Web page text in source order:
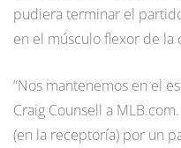
pudiera terminar el
en el músculo flexor de la
“Nos mantenemos en el
Craig Counsell a
(en la receptoría) por un